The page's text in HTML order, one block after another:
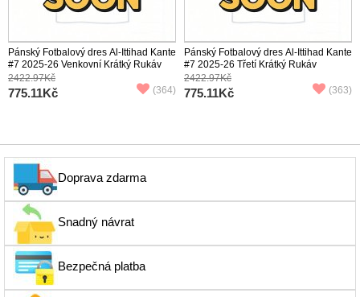
Pánský Fotbalový dres Al-Ittihad Kante
#7 2025-26 Venkovní Krátký Rukáv
2422.97Kč
775.11Kč (364)
Pánský Fotbalový dres Al-Ittihad Kante
#7 2025-26 Třetí Krátký Rukáv
2422.97Kč
775.11Kč (363)
Doprava zdarma
Snadný návrat
Bezpečná platba